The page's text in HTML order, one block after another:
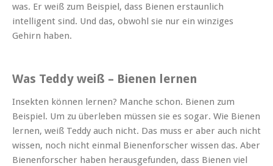
was. Er weiß zum Beispiel, dass Bienen erstaunlich
intelligent sind. Und das, obwohl sie nur ein winziges
Gehirn haben.
Was Teddy weiß – Bienen lernen
Insekten können lernen? Manche schon. Bienen zum
Beispiel. Um zu überleben müssen sie es sogar. Wie Bienen
lernen, weiß Teddy auch nicht. Das muss er aber auch nicht
wissen, noch nicht einmal Bienenforscher wissen das. Aber
Bienenforscher haben herausgefunden, dass Bienen viel